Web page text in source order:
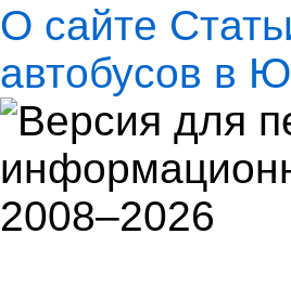
О сайте
автобусов в
2008–2026